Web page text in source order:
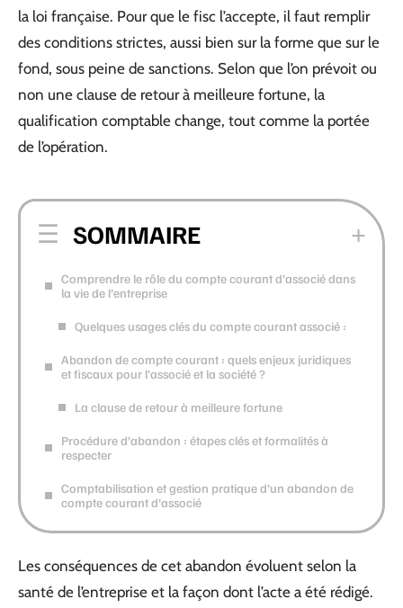
la loi française. Pour que le fisc l’accepte, il faut remplir
des conditions strictes, aussi bien sur la forme que sur le
fond, sous peine de sanctions. Selon que l’on prévoit ou
non une clause de retour à meilleure fortune, la
qualification comptable change, tout comme la portée
de l’opération.
SOMMAIRE
Comprendre le rôle du compte courant d’associé dans
la vie de l’entreprise
Quelques usages clés du compte courant associé :
Abandon de compte courant : quels enjeux juridiques
et fiscaux pour l’associé et la société ?
La clause de retour à meilleure fortune
Procédure d’abandon : étapes clés et formalités à
respecter
Comptabilisation et gestion pratique d’un abandon de
compte courant d’associé
Les conséquences de cet abandon évoluent selon la
santé de l’entreprise et la façon dont l’acte a été rédigé.